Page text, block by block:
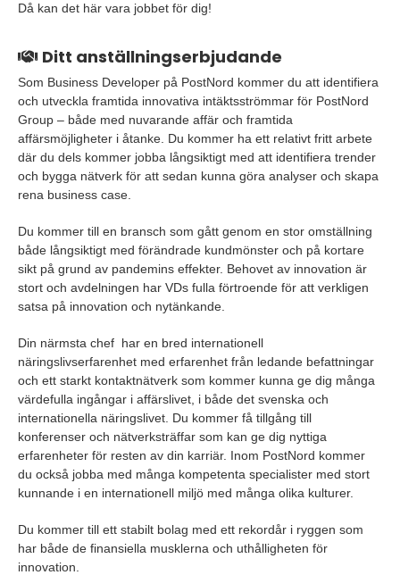
Då kan det här vara jobbet för dig!
Ditt anställningserbjudande
Som Business Developer på PostNord kommer du att identifiera
och utveckla framtida innovativa intäktsströmmar för PostNord
Group – både med nuvarande affär och framtida
affärsmöjligheter i åtanke. Du kommer ha ett relativt fritt arbete
där du dels kommer jobba långsiktigt med att identifiera trender
och bygga nätverk för att sedan kunna göra analyser och skapa
rena business case.
Du kommer till en bransch som gått genom en stor omställning
både långsiktigt med förändrade kundmönster och på kortare
sikt på grund av pandemins effekter. Behovet av innovation är
stort och avdelningen har VDs fulla förtroende för att verkligen
satsa på innovation och nytänkande.
Din närmsta chef har en bred internationell
näringslivserfarenhet med erfarenhet från ledande befattningar
och ett starkt kontaktnätverk som kommer kunna ge dig många
värdefulla ingångar i affärslivet, i både det svenska och
internationella näringslivet. Du kommer få tillgång till
konferenser och nätverksträffar som kan ge dig nyttiga
erfarenheter för resten av din karriär. Inom PostNord kommer
du också jobba med många kompetenta specialister med stort
kunnande i en internationell miljö med många olika kulturer.
Du kommer till ett stabilt bolag med ett rekordår i ryggen som
har både de finansiella musklerna och uthålligheten för
innovation.